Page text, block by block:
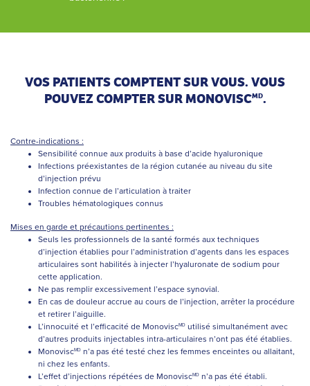
VOS PATIENTS COMPTENT SUR VOUS. VOUS
POUVEZ COMPTER SUR MONOVISCMD.
Contre-indications :
Sensibilité connue aux produits à base d’acide hyaluronique
Infections préexistantes de la région cutanée au niveau du site
d’injection prévu
Infection connue de l’articulation à traiter
Troubles hématologiques connus
Mises en garde et précautions pertinentes :
Seuls les professionnels de la santé formés aux techniques
d’injection établies pour l’administration d’agents dans les espaces
articulaires sont habilités à injecter l’hyaluronate de sodium pour
cette application.
Ne pas remplir excessivement l’espace synovial.
En cas de douleur accrue au cours de l’injection, arrêter la procédure
et retirer l’aiguille.
L’innocuité et l’efficacité de MonoviscMD utilisé simultanément avec
d’autres produits injectables intra-articulaires n’ont pas été établies.
MonoviscMD n’a pas été testé chez les femmes enceintes ou allaitant,
ni chez les enfants.
L’effet d’injections répétées de MonoviscMD n’a pas été établi.